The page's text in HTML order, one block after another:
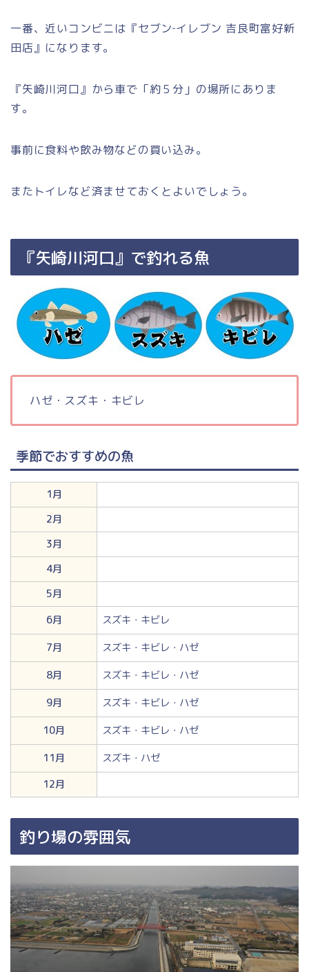
一番、近いコンビニは『セブン‐イレブン 吉良町富好新
田店』になります。
『矢崎川河口』から車で「約５分」の場所にありま
す。
事前に食料や飲み物などの買い込み。
またトイレなど済ませておくとよいでしょう。
『矢崎川河口』で釣れる魚
ハゼ・スズキ・キビレ
季節でおすすめの魚
1月
2月
3月
4月
5月
6月
スズキ・キビレ
7月
スズキ・キビレ・ハゼ
8月
スズキ・キビレ・ハゼ
9月
スズキ・キビレ・ハゼ
10月
スズキ・キビレ・ハゼ
11月
スズキ・ハゼ
12月
釣り場の雰囲気